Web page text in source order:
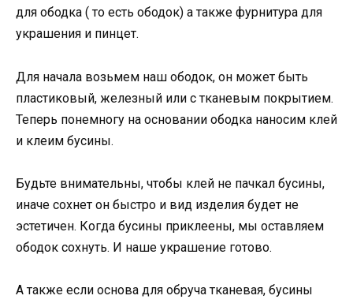
для ободка ( то есть ободок) а также фурнитура для
украшения и пинцет.
Для начала возьмем наш ободок, он может быть
пластиковый, железный или с тканевым покрытием.
Теперь понемногу на основании ободка наносим клей
и клеим бусины.
Будьте внимательны, чтобы клей не пачкал бусины,
иначе сохнет он быстро и вид изделия будет не
эстетичен. Когда бусины приклеены, мы оставляем
ободок сохнуть. И наше украшение готово.
А также если основа для обруча тканевая, бусины